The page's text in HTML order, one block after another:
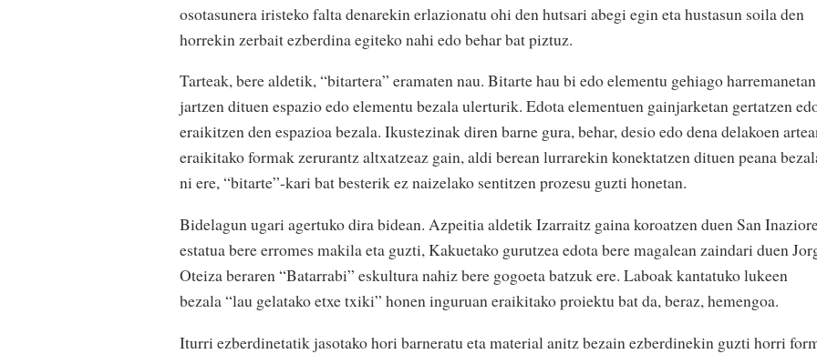
osotasunera iristeko falta denarekin erlazionatu ohi den hutsari abegi egin eta hustasun soila den
horrekin zerbait ezberdina egiteko nahi edo behar bat piztuz.
Tarteak, bere aldetik, “bitartera” eramaten nau. Bitarte hau bi edo elementu gehiago harremanetan
jartzen dituen espazio edo elementu bezala ulerturik. Edota elementuen gainjarketan gertatzen
eraikitzen den espazioa bezala. Ikustezinak diren barne gura, behar, desio edo dena delakoen
eraikitako formak zerurantz altxatzeaz gain, aldi berean lurrarekin konektatzen dituen peana
ni ere, “bitarte”-kari bat besterik ez naizelako sentitzen prozesu guzti honetan.
Bidelagun ugari agertuko dira bidean. Azpeitia aldetik Izarraitz gaina koroatzen duen San
estatua bere erromes makila eta guzti, Kakuetako gurutzea edota bere magalean zaindari duen
Oteiza beraren “Batarrabi” eskultura nahiz bere gogoeta batzuk ere. Laboak kantatuko lukeen
bezala “lau gelatako etxe txiki” honen inguruan eraikitako proiektu bat da, beraz, hemengoa.
Iturri ezberdinetatik jasotako hori barneratu eta material anitz bezain ezberdinekin guzti horri